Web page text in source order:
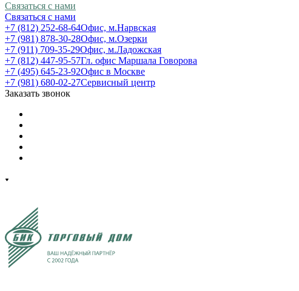
Связаться с нами
Связаться с нами
+7 (812) 252-68-64Офис, м.Нарвская
+7 (981) 878-30-28Офис, м.Озерки
+7 (911) 709-35-29Офис, м.Ладожская
+7 (812) 447-95-57Гл. офис Маршала Говорова
+7 (495) 645-23-92Офис в Москве
+7 (981) 680-02-27Сервисный центр
Заказать звонок